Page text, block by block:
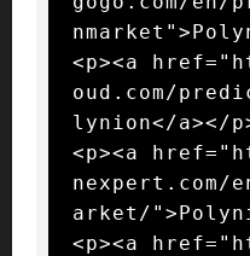
<p><a
oud.com/
lynion</a></
<p><a
nexpert.com/
arket/
<p><a